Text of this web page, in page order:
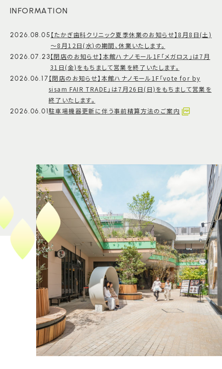
INFORMATION
2026.08.05 【たかぎ歯科クリニック夏季休業のお知らせ】8月8日(土)
～8月12日(水)の期間、休業いたします。
2026.07.23 【閉店のお知らせ】本館ハナノモール1F「メガロス」は7月
31日(金)をもちまして営業を終了いたします。
2026.06.17 【閉店のお知らせ】本館ハナノモール1F「vote for by
sisam FAIR TRADE」は7月26日(日)をもちまして営業を
終了いたします。
2026.06.01 駐車場機器更新に伴う事前精算方法のご案内